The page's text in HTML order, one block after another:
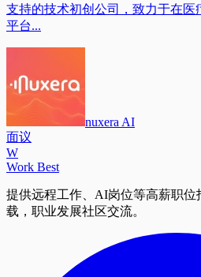
支持的技术初创公司，致力于在医
平台...
nuxera AI
面议
W
Work Best
提供远程工作、AI岗位等高薪职位
载，职业发展社区交流。